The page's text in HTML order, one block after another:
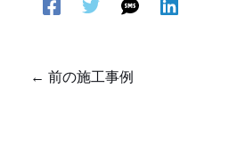
← 前の施工事例